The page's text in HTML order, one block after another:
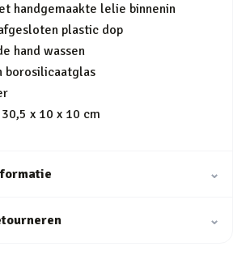
handgemaakte lelie binnenin
plastic dop
hand wassen
borosilicaatglas
x 10 x 10 cm
⌄
⌄